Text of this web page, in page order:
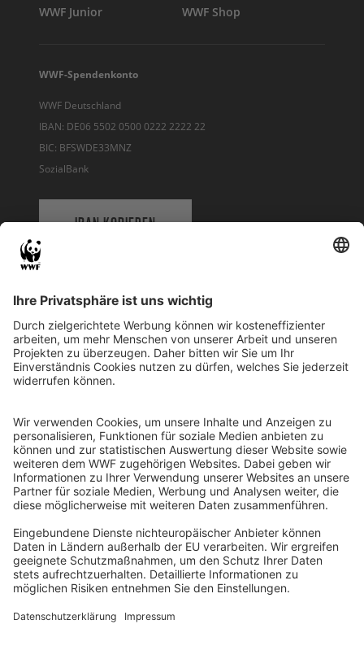
WWF Junior WWF Shop
WWF-Spendenkonto
WWF Deutschland
IBAN: DE06 5502 0500 0222 2222 22
BIC: BFSWDE33MNZ
SozialBank
IBAN KOPIEREN
WWF Deutschland
Reinhardtstr. 18
10117 Berlin
Ihre Spende kann steuerlich geltend gemacht werden
Registriert als Stiftung WWF Deutschland, Senatsverwaltung für
Justiz Berlin, Az: 3416/976/2
Umsatzsteuer-Identifikationsnummer: DE 114236103
Freistellungsbescheid: Als gemeinnützige Körperschaft befreit
von der Körperschaftssteuer gem. §5 I 9 KStg. unter der
Steuernummer 27/641/09321